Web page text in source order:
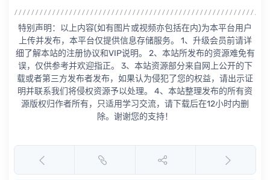
特别声明：以上内容(如有图片或视频亦包括在内)为本平台用户
上传并发布，本平台仅提供信息存储服务。 1、升级会员前请详
细了解本站的注册协议和VIP说明。 2、本站所发布的资源难免有
误，仅供参考并欢迎指正。 3、本站资源部分来自网上公开的下
载或者第三方发布者发布，如果认为侵犯了您的权益，请出示证
明并联系我们将侵权资源予以处理。 4、本站整理发布的所有资
源版权归作者所有，只适用学习交流，请下载后在12小时内删
除。谢谢您的支持！